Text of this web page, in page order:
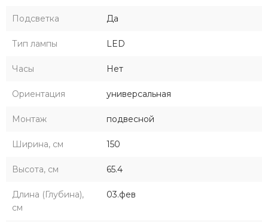
Подсветка Да
Тип лампы LED
Часы Нет
Ориентация универсальная
Монтаж подвесной
Ширина, см 150
Высота, см 65.4
Длина (Глубина),
см
03.фев